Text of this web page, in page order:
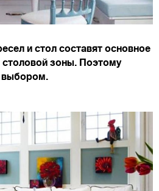
и стол составят основное
столовой зоны. Поэтому
выбором.